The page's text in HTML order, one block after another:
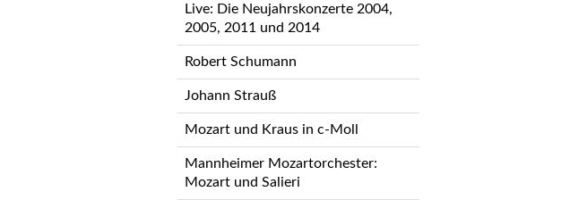
Live: Die Neujahrskonzerte 2004,
2005, 2011 und 2014
Robert Schumann
Johann Strauß
Mozart und Kraus in c-Moll
Mannheimer Mozartorchester:
Mozart und Salieri